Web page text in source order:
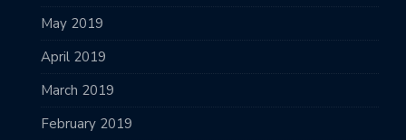
May 2019
April 2019
March 2019
February 2019